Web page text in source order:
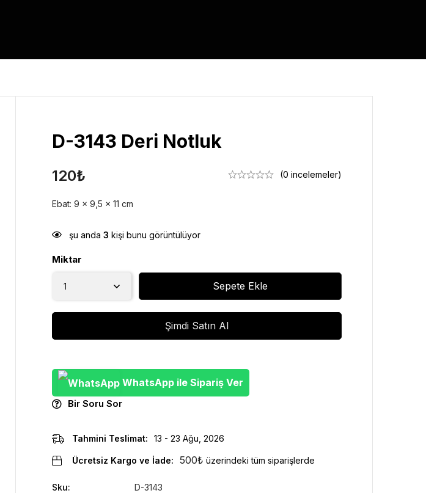
D-3143 Deri Notluk
120₺ (0 incelemeler)
Ebat: 9 x 9,5 x 11 cm
şu anda 3 kişi bunu görüntülüyor
Miktar
Sepete Ekle
Şimdi Satın Al
WhatsApp ile Sipariş Ver
Bir Soru Sor
Tahmini Teslimat: 13 - 23 Ağu, 2026
Ücretsiz Kargo ve İade: 500₺ üzerindeki tüm siparişlerde
Sku: D-3143